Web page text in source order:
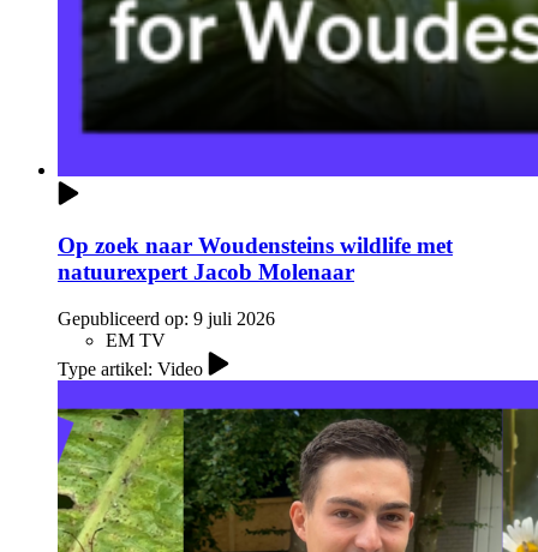
Op zoek naar Woudensteins wildlife met
natuurexpert Jacob Molenaar
Gepubliceerd op: 9 juli 2026
EM TV
Type artikel: Video